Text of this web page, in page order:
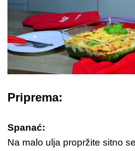
Priprema:
Spanać:
Na malo ulja propržite sitno